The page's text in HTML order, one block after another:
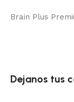
Brain Plus
Dejanos tus